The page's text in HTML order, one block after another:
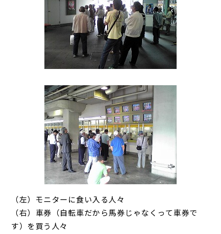
（左）モニターに食い入る人々
（右）車券（自転車だから馬券じゃなくって車券で
す）を買う人々